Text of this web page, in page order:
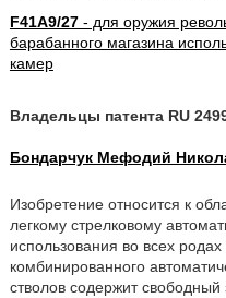
F41A9/27- для оружия
барабанного магазина
камер
Владельцы патента RU
Бондарчук Мефодий
Изобретение относится к
легкому стрелковому
использования во всех
комбинированного
стволов содержит свободный